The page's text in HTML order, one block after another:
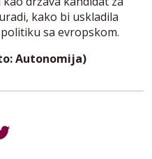
kako bi uskladila
sa evropskom.
Autonomija)